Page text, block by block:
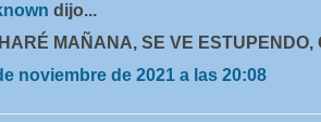
dijo...
MAÑANA, SE VE ESTUPENDO,
noviembre de 2021 a las 20:08